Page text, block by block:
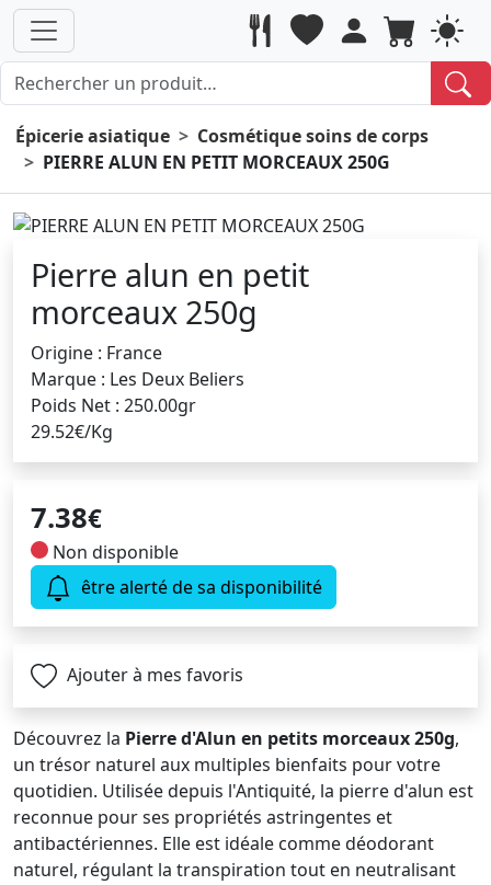
Épicerie asiatique
Cosmétique soins de corps
PIERRE ALUN EN PETIT MORCEAUX 250G
Pierre alun en petit
morceaux 250g
Origine : France
Marque : Les Deux Beliers
Poids Net : 250.00gr
29.52€/Kg
7.38€
Non disponible
être alerté de sa disponibilité
Ajouter à mes favoris
Découvrez la Pierre d'Alun en petits morceaux 250g,
un trésor naturel aux multiples bienfaits pour votre
quotidien. Utilisée depuis l'Antiquité, la pierre d'alun est
reconnue pour ses propriétés astringentes et
antibactériennes. Elle est idéale comme déodorant
naturel, régulant la transpiration tout en neutralisant